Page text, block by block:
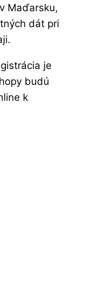
Maďarsku,
dát pri
je
budú
k